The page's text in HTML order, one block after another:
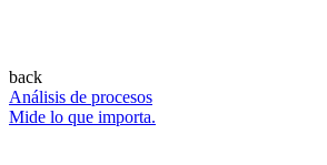
back
Análisis de procesos
Mide lo que importa.